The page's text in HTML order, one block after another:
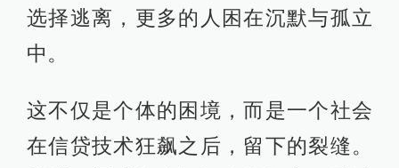
选择逃离，更多的人困在沉默与孤立
中。
这不仅是个体的困境，而是一个社会
在信贷技术狂飙之后，留下的裂缝。